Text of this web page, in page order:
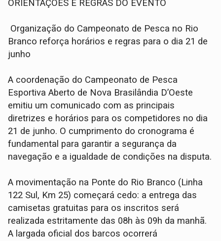
ORIENTAÇÕES E REGRAS DO EVENTO
Organização do Campeonato de Pesca no Rio
Branco reforça horários e regras para o dia 21 de
junho
A coordenação do Campeonato de Pesca
Esportiva Aberto de Nova Brasilândia D’Oeste
emitiu um comunicado com as principais
diretrizes e horários para os competidores no dia
21 de junho. O cumprimento do cronograma é
fundamental para garantir a segurança da
navegação e a igualdade de condições na disputa.
A movimentação na Ponte do Rio Branco (Linha
122 Sul, Km 25) começará cedo: a entrega das
camisetas gratuitas para os inscritos será
realizada estritamente das 08h às 09h da manhã.
A largada oficial dos barcos ocorrerá